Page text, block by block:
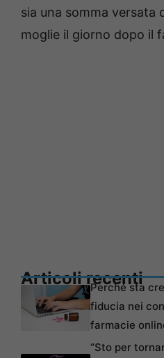
sia una somma versata
moglie il giorno dopo il
Articoli recenti
Perché sta
fiducia nei
farmacie
“Sto per